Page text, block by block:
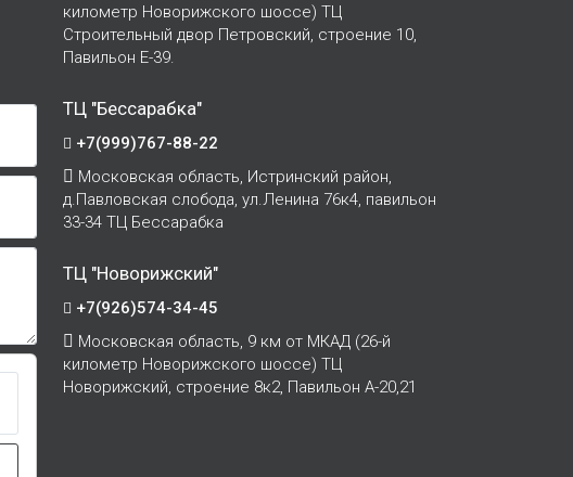
километр Новорижского шоссе) ТЦ
Строительный двор Петровский, строение 10,
Павильон Е-39.
ТЦ "Бессарабка"
+7(999)767-88-22
Московская область, Истринский район,
д.Павловская слобода, ул.Ленина 76к4, павильон
33-34 ТЦ Бессарабка
ТЦ "Новорижский"
+7(926)574-34-45
Московская область, 9 км от МКАД (26-й
километр Новорижского шоссе) ТЦ
Новорижский, строение 8к2, Павильон А-20,21